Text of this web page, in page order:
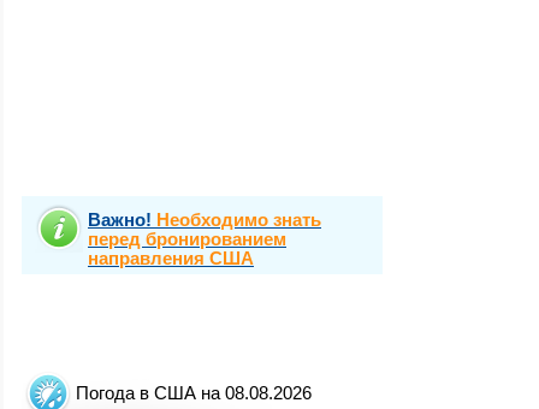
Важно! Необходимо знать
перед бронированием
направления США
Погода в США на 08.08.2026